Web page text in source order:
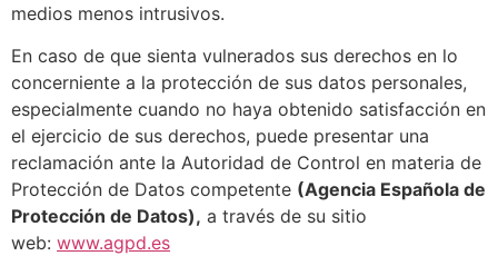
medios menos intrusivos.
En caso de que sienta vulnerados sus derechos en lo
concerniente a la protección de sus datos personales,
especialmente cuando no haya obtenido satisfacción en
el ejercicio de sus derechos, puede presentar una
reclamación ante la Autoridad de Control en materia de
Protección de Datos competente (Agencia Española de
Protección de Datos), a través de su sitio
web: www.agpd.es